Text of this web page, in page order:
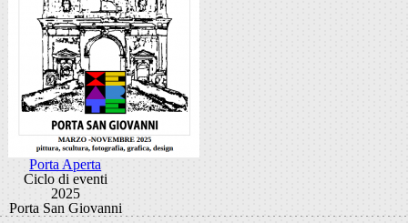
Porta Aperta
Ciclo di eventi
2025
Porta San Giovanni